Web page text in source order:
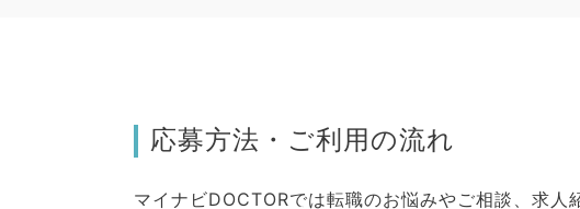
応募方法・ご利用の流れ
マイナビDOCTORでは転職のお悩みやご相談、求人